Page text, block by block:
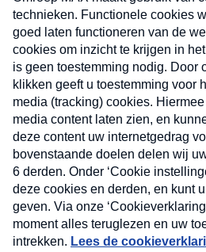
Nieuwsbrief
Neem hier een gratis
nieuwsbrief. Elke vrijdag- en